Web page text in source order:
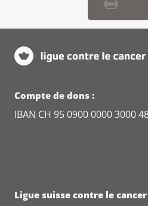
Compte de dons :
IBAN CH 95 0900 0000 3000
Ligue suisse contre le cancer